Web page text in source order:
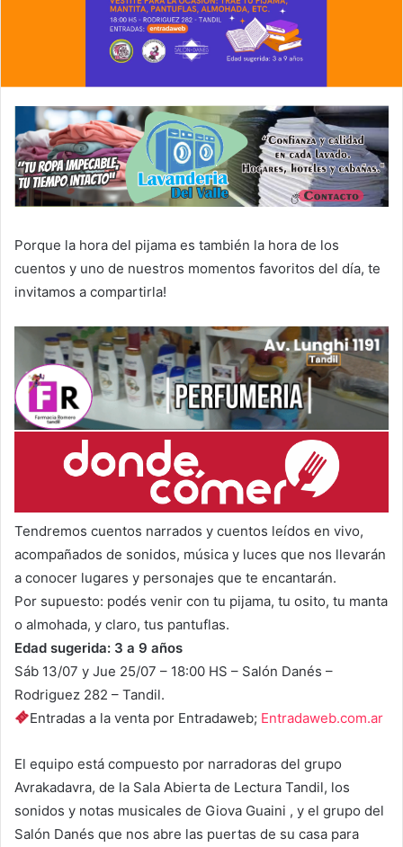
Porque la hora del pijama es también la hora de los
cuentos y uno de nuestros momentos favoritos del día, te
invitamos a compartirla!
Tendremos cuentos narrados y cuentos leídos en vivo,
acompañados de sonidos, música y luces que nos llevarán
a conocer lugares y personajes que te encantarán.
Por supuesto: podés venir con tu pijama, tu osito, tu manta
o almohada, y claro, tus pantuflas.
Edad sugerida: 3 a 9 años
Sáb 13/07 y Jue 25/07 – 18:00 HS – Salón Danés –
Rodriguez 282 – Tandil.
Entradas a la venta por Entradaweb; Entradaweb.com.ar
El equipo está compuesto por narradoras del grupo
Avrakadavra, de la Sala Abierta de Lectura Tandil, los
sonidos y notas musicales de Giova Guaini , y el grupo del
Salón Danés que nos abre las puertas de su casa para